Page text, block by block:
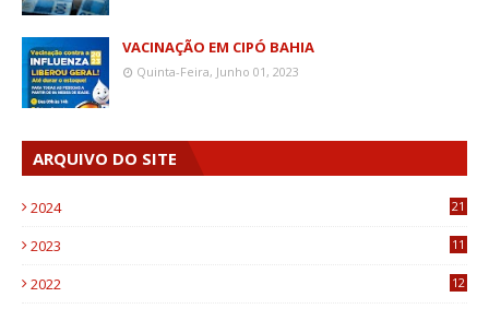
VACINAÇÃO EM CIPÓ BAHIA
Quinta-Feira, Junho 01, 2023
ARQUIVO DO SITE
2024 21
2023
11
2022
12